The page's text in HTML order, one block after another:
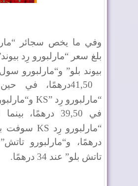
وفي ما يخص سجائر
بلغ سعر “مارلبورو رِد
بيوند بلو” و“مارلبورو
41,50درهمًا، في
“مارلبورو رِد KS”
في 39,50 درهمًا،
“مارلبورو رِد KS
درهمًا، و“مارلبورو
تاتش بلو” عند 34 درهمًا
.